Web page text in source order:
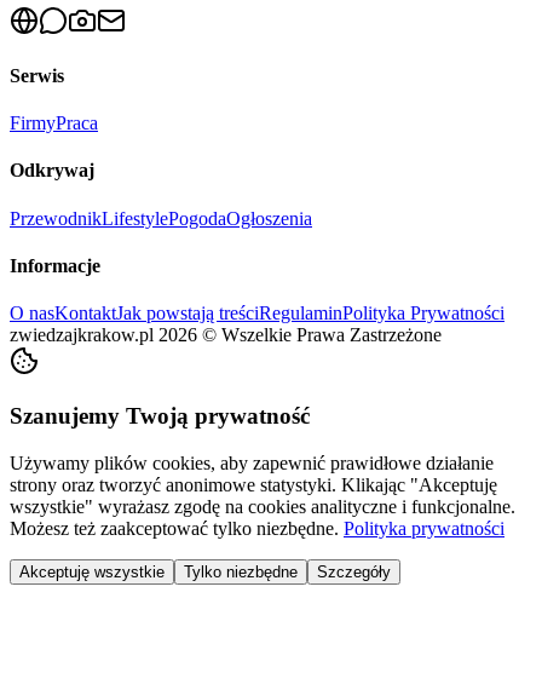
Serwis
FirmyPraca
Odkrywaj
PrzewodnikLifestylePogodaOgłoszenia
Informacje
O nasKontaktJak powstają treściRegulaminPolityka Prywatności
zwiedzajkrakow.pl 2026 © Wszelkie Prawa Zastrzeżone
Szanujemy Twoją prywatność
Używamy plików cookies, aby zapewnić prawidłowe działanie
strony oraz tworzyć anonimowe statystyki. Klikając "Akceptuję
wszystkie" wyrażasz zgodę na cookies analityczne i funkcjonalne.
Możesz też zaakceptować tylko niezbędne. Polityka prywatności
Akceptuję wszystkie Tylko niezbędne Szczegóły